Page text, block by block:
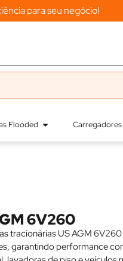
para seu negócio!
Flooded Carregadores
6V260
tracionárias US AGM
garantindo performance